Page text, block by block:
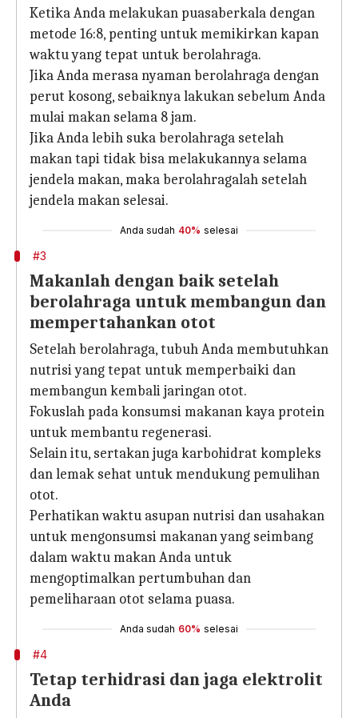
Ketika Anda melakukan puasaberkala dengan
metode 16:8, penting untuk memikirkan kapan
waktu yang tepat untuk berolahraga.
Jika Anda merasa nyaman berolahraga dengan
perut kosong, sebaiknya lakukan sebelum Anda
mulai makan selama 8 jam.
Jika Anda lebih suka berolahraga setelah
makan tapi tidak bisa melakukannya selama
jendela makan, maka berolahragalah setelah
jendela makan selesai.
Anda sudah 40% selesai
#3
Makanlah dengan baik setelah
berolahraga untuk membangun dan
mempertahankan otot
Setelah berolahraga, tubuh Anda membutuhkan
nutrisi yang tepat untuk memperbaiki dan
membangun kembali jaringan otot.
Fokuslah pada konsumsi makanan kaya protein
untuk membantu regenerasi.
Selain itu, sertakan juga karbohidrat kompleks
dan lemak sehat untuk mendukung pemulihan
otot.
Perhatikan waktu asupan nutrisi dan usahakan
untuk mengonsumsi makanan yang seimbang
dalam waktu makan Anda untuk
mengoptimalkan pertumbuhan dan
pemeliharaan otot selama puasa.
Anda sudah 60% selesai
#4
Tetap terhidrasi dan jaga elektrolit
Anda